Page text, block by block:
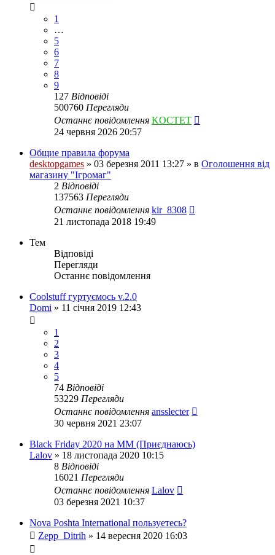
1
…
5
6
7
8
9
127 Відповіді
500760 Перегляди
Останнє повідомлення KOCTET
24 червня 2026 20:57
Общие правила форума
desktopgames » 03 березня 2011 13:27 » в Оголошення від
магазину "Ігромаг"
2 Відповіді
137563 Перегляди
Останнє повідомлення kir_8308
21 листопада 2018 19:49
Тем
Відповіді
Перегляди
Останнє повідомлення
Coolstuff гуртуємось v.2.0
Domi » 11 січня 2019 12:43
1
2
3
4
5
74 Відповіді
53229 Перегляди
Останнє повідомлення ansslecter
30 червня 2021 23:07
Black Friday 2020 на ММ (Приєднаюсь)
Lalov » 18 листопада 2020 10:15
8 Відповіді
16021 Перегляди
Останнє повідомлення Lalov
03 березня 2021 10:37
Nova Poshta International пользуетесь?
Zepp_Ditrih » 14 вересня 2020 16:03